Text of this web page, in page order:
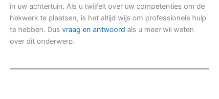
in uw achtertuin. Als u twijfelt over uw competenties om de
hekwerk te plaatsen, is het altijd wijs om professionele hulp
te hebben. Dus vraag en antwoord als u meer wil weten
over dit onderwerp.